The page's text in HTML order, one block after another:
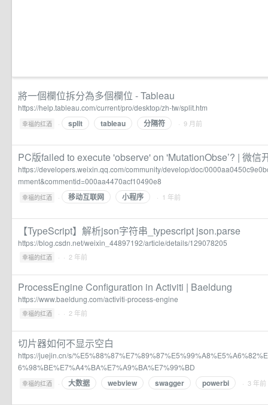
將一個欄位拆分為多個欄位 - Tableau
https://help.tableau.com/current/pro/desktop/zh-tw/split.htm
幸福的红酒 · split tableau 分隔符 · 9 月前
PC版failed to execute 'observe' on 'MutationObse’? | 微信
https://developers.weixin.qq.com/community/develop/doc/
mment&commentid=000aa4470acf10490e8
幸福的红酒 · 移动互联网 小程序 · 1 年前
【TypeScript】解析json字符串_typescript json.parse
https://blog.csdn.net/weixin_44897192/article/details/129078205
幸福的红酒 · · 2 年前
ProcessEngine Configuration in Activiti | Baeldung
https://www.baeldung.com/activiti-process-engine
幸福的红酒 · · 2 年前
切片器如何不显示空白
https://juejin.cn/s/
6%98%BE%E7%A4%BA%E7%A9%BA%E7%99%BD
幸福的红酒 · 大数据 webview swagger powerbi · 3 年前